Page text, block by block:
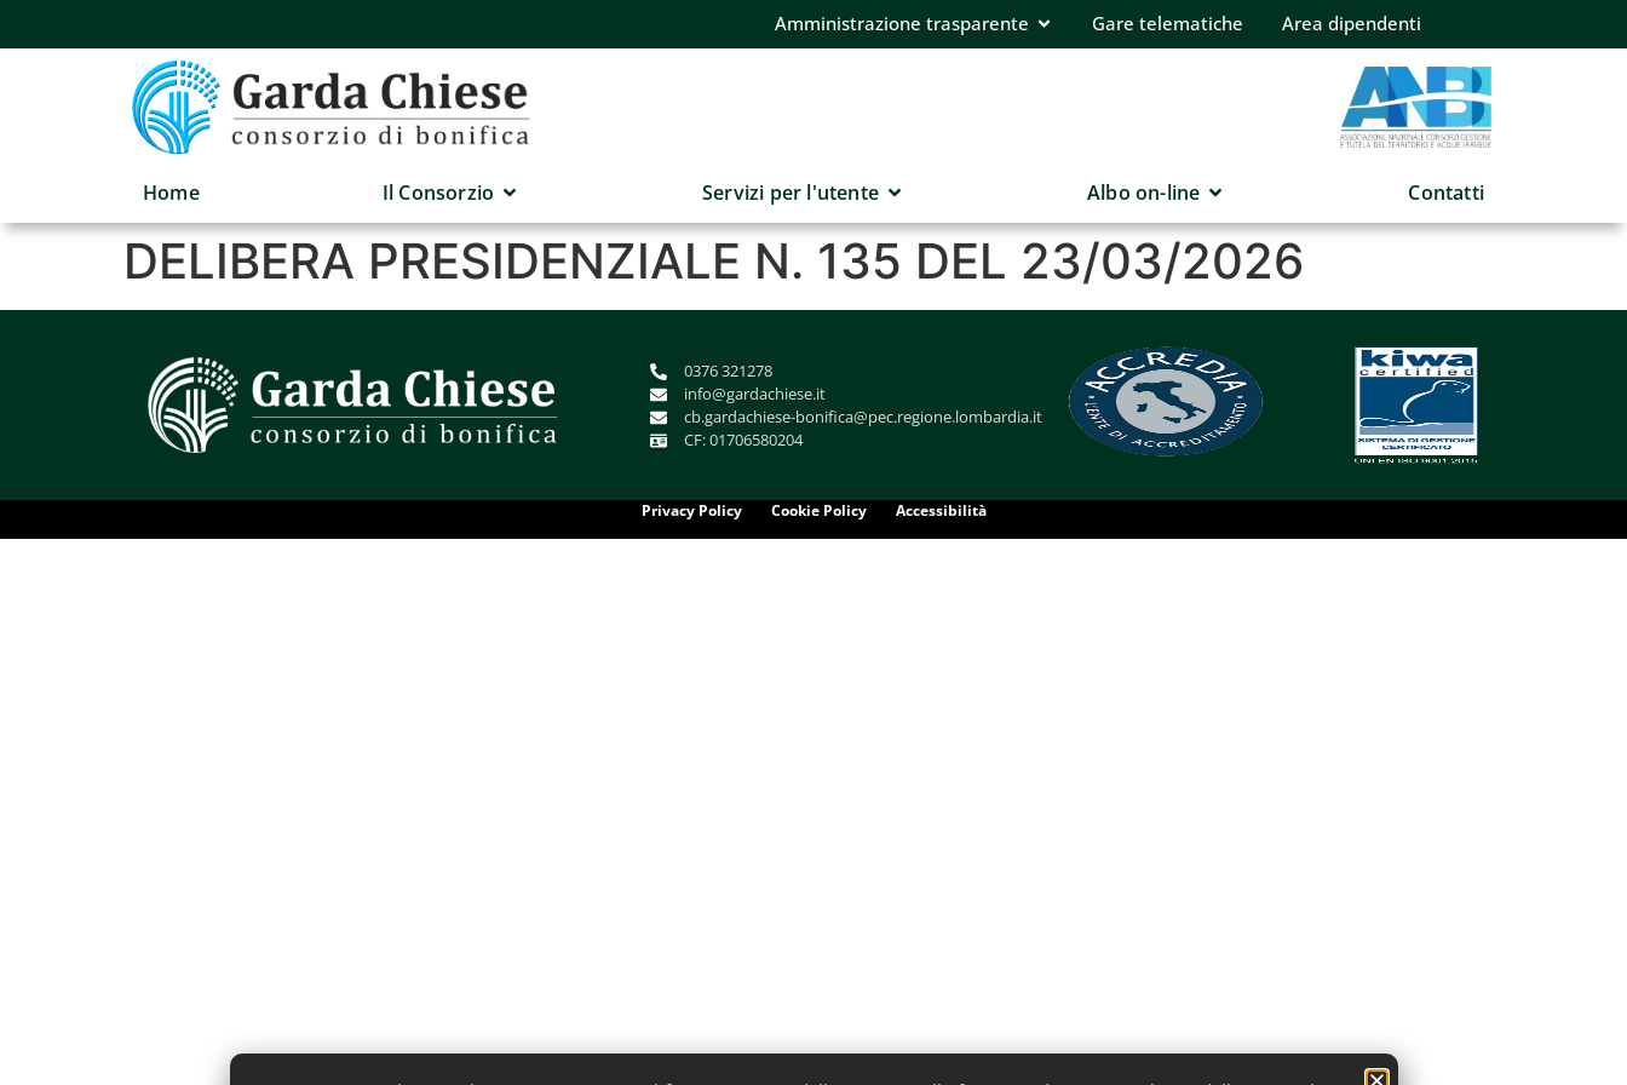
Amministrazione trasparente Gare telematiche Area dipendenti
Home Il Consorzio Servizi per l'utente Albo on-line Contatti
DELIBERA PRESIDENZIALE N. 135 DEL 23/03/2026
0376 321278
info@gardachiese.it
cb.gardachiese-bonifica@pec.regione.lombardia.it
CF: 01706580204
Privacy Policy Cookie Policy Accessibilità